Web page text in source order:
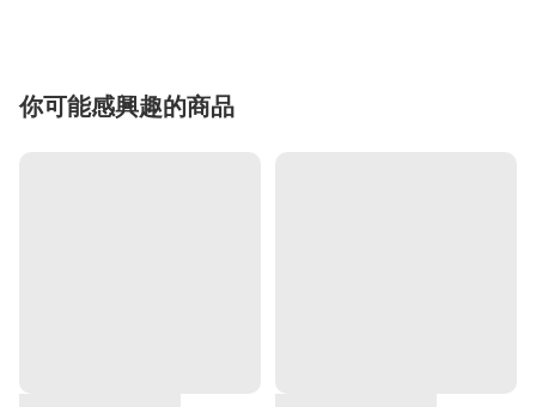
你可能感興趣的商品